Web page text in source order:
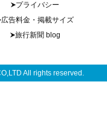
プライバシー
広告料金・掲載サイズ
旅行新聞 blog
All rights reserved.